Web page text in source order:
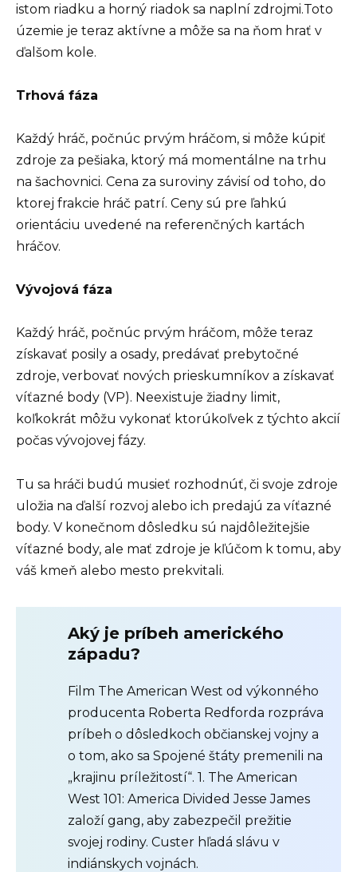
istom riadku a horný riadok sa naplní zdrojmi.Toto
územie je teraz aktívne a môže sa na ňom hrať v
ďalšom kole.
Trhová fáza
Každý hráč, počnúc prvým hráčom, si môže kúpiť
zdroje za pešiaka, ktorý má momentálne na trhu
na šachovnici. Cena za suroviny závisí od toho, do
ktorej frakcie hráč patrí. Ceny sú pre ľahkú
orientáciu uvedené na referenčných kartách
hráčov.
Vývojová fáza
Každý hráč, počnúc prvým hráčom, môže teraz
získavať posily a osady, predávať prebytočné
zdroje, verbovať nových prieskumníkov a získavať
víťazné body (VP). Neexistuje žiadny limit,
koľkokrát môžu vykonať ktorúkoľvek z týchto akcií
počas vývojovej fázy.
Tu sa hráči budú musieť rozhodnúť, či svoje zdroje
uložia na ďalší rozvoj alebo ich predajú za víťazné
body. V konečnom dôsledku sú najdôležitejšie
víťazné body, ale mať zdroje je kľúčom k tomu, aby
váš kmeň alebo mesto prekvitali.
Aký je príbeh amerického
západu?
Film The American West od výkonného
producenta Roberta Redforda rozpráva
príbeh o dôsledkoch občianskej vojny a
o tom, ako sa Spojené štáty premenili na
„krajinu príležitostí“. 1. The American
West 101: America Divided Jesse James
založí gang, aby zabezpečil prežitie
svojej rodiny. Custer hľadá slávu v
indiánskych vojnách.